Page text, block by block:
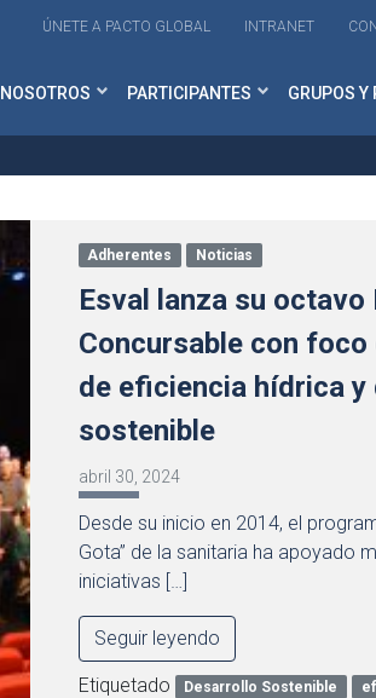
ÚNETE A PACTO GLOBAL INTRANET
NOSOTROS PARTICIPANTES GRUPOS Y
Adherentes Noticias
Esval lanza su octavo
Concursable con
de eficiencia hídrica y
sostenible
abril 30, 2024
Desde su inicio en 2014, el
Gota” de la sanitaria ha apoyado
iniciativas […]
Seguir leyendo
Etiquetado Desarrollo Sostenible